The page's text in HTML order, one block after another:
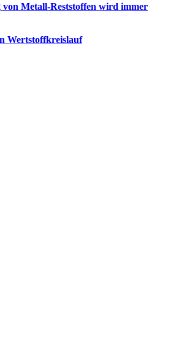
Metall-Reststoffen wird immer
Wertstoffkreislauf